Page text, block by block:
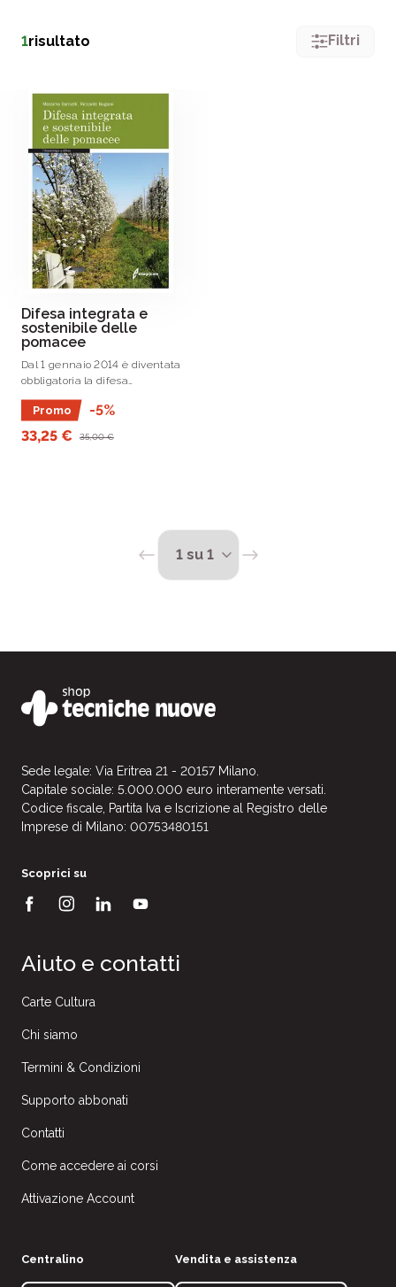
1risultato Filtri
Difesa integrata e
sostenibile delle
pomacee
Dal 1 gennaio 2014 è diventata
obbligatoria la difesa
fitosanitaria integrata che cerca
di privilegiare i metodi non
chimici, di adottare pratiche e/o
prodotti che presentino il minor .
Promo
-5%
33,25 €
35,00 €
Sede legale: Via Eritrea 21 - 20157 Milano.
Capitale sociale: 5.000.000 euro interamente versati.
Codice fiscale, Partita Iva e Iscrizione al Registro delle
Imprese di Milano: 00753480151
Scoprici su
Aiuto e contatti
Carte Cultura
Chi siamo
Termini & Condizioni
Supporto abbonati
Contatti
Come accedere ai corsi
Attivazione Account
Centralino Vendita e assistenza